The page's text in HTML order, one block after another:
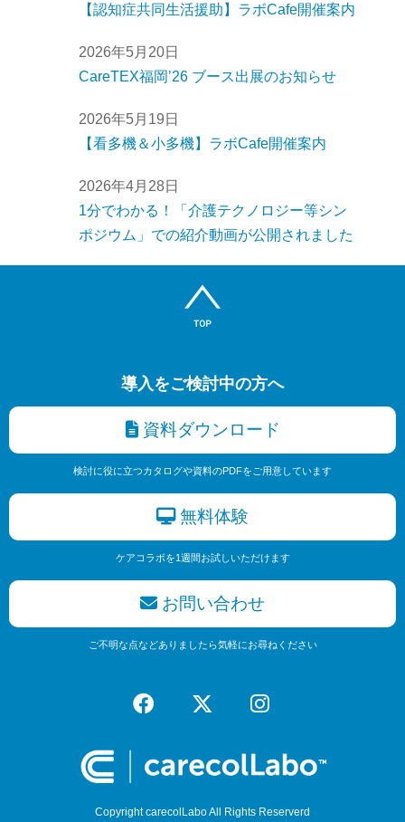
【認知症共同生活援助】ラボCafe開催案内
2026年5月20日
CareTEX福岡’26 ブース出展のお知らせ
2026年5月19日
【看多機＆小多機】ラボCafe開催案内
2026年4月28日
1分でわかる！「介護テクノロジー等シン
ポジウム」での紹介動画が公開されました
導入をご検討中の方へ
資料ダウンロード
検討に役に立つカタログや資料のPDFをご用意しています
無料体験
ケアコラボを1週間お試しいただけます
お問い合わせ
ご不明な点などありましたら気軽にお尋ねください
Copyright carecolLabo All Rights Reserverd